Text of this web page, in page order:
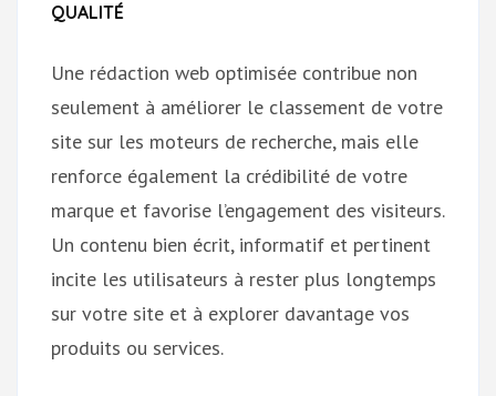
QUALITÉ
Une rédaction web optimisée contribue non
seulement à améliorer le classement de votre
site sur les moteurs de recherche, mais elle
renforce également la crédibilité de votre
marque et favorise l’engagement des visiteurs.
Un contenu bien écrit, informatif et pertinent
incite les utilisateurs à rester plus longtemps
sur votre site et à explorer davantage vos
produits ou services.